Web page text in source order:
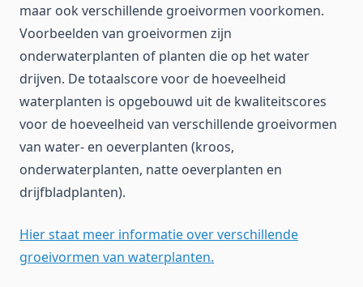
maar ook verschillende groeivormen voorkomen.
Voorbeelden van groeivormen zijn
onderwaterplanten of planten die op het water
drijven. De totaalscore voor de hoeveelheid
waterplanten is opgebouwd uit de kwaliteitscores
voor de hoeveelheid van verschillende groeivormen
van water- en oeverplanten (kroos,
onderwaterplanten, natte oeverplanten en
drijfbladplanten).
Hier staat meer informatie over verschillende
groeivormen van waterplanten.